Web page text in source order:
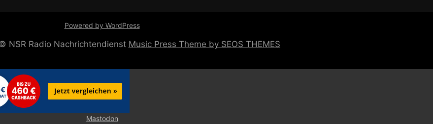
Powered by WordPress
NSR Radio Nachrichtendienst Music Press Theme by SEOS THEMES
Mastodon